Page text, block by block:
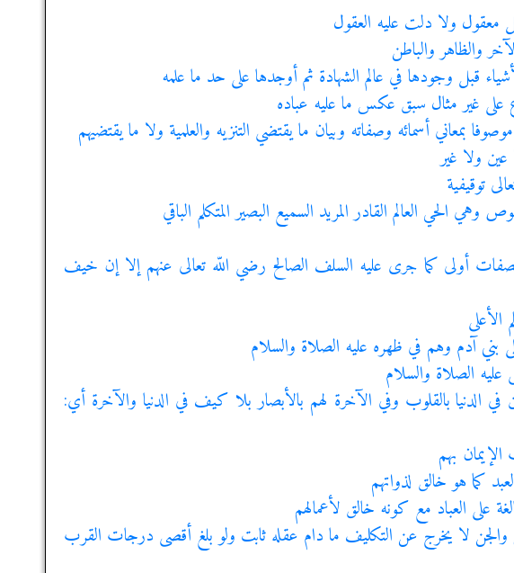
معقول ولا دلت عليه العقول
والظاهر والباطن
قبل وجودها في عالم الشهادة ثم أوجدها على حد ما علمه
على غير مثال سبق عكس ما عليه عباده
بمعاني أسمائه وصفاته وبيان ما يقتضي التنزيه والعلمية ولا ما يقتضيهم
ولا غير
توقيفية
الحي العالم القادر المريد السميع البصير المتكلم الباقي
أولى كما جرى عليه السلف الصالح رضي اللّه تعالى عنهم إلا إن خيف
بني آدم وهم في ظهره عليه الصلاة والسلام
الصلاة والسلام
في الدنيا بالقلوب وفي الآخرة لهم بالأبصار بلا كيف في الدنيا والآخرة أي:
بهم
كما هو خالق لذواتهم
على العباد مع كونه خالق لأعمالهم
لا يخرج عن التكليف ما دام عقله ثابت ولو بلغ أقصى درجات القرب